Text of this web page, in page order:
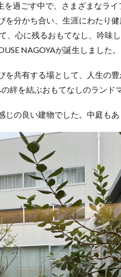
を過ごす中で、さまざまなラ
を分かち合い、生涯にわたり
、心に残るおもてなし、吟味
NAGOYAが誕生しました。
を共有する場として、人生の
絆を結ぶおもてなしのランド
じの良い建物でした。中庭も